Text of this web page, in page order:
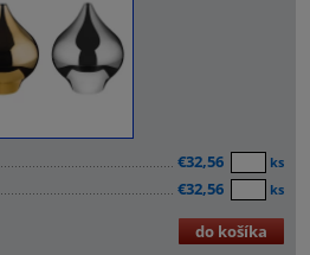
€32,56 ks
€32,56 ks
do košíka